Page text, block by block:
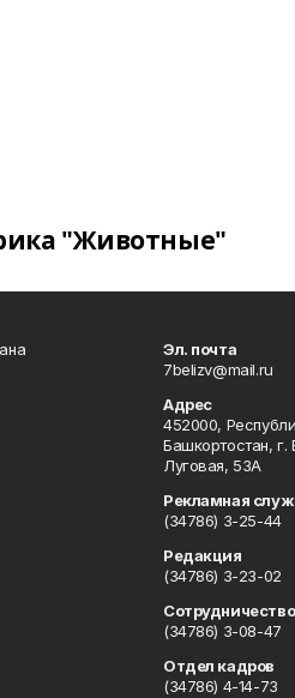
"Животные"
Эл. почта
7belizv@mail.ru
Адрес
452000,
Башкортостан,
Луговая, 53А
Рекламная
(34786) 3-25-44
Редакция
(34786) 3-23-02
Сотрудничество
(34786) 3-08-47
Отдел кадров
(34786) 4-14-73